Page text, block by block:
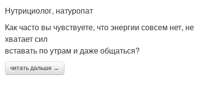
Нутрициолог, натуропат
Как часто вы чувствуете, что энергии совсем нет, не
хватает сил
вставать по утрам и даже общаться?
читать дальше →